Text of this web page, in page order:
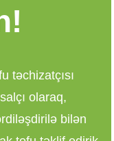
təchizatçısı
olaraq,
bilən